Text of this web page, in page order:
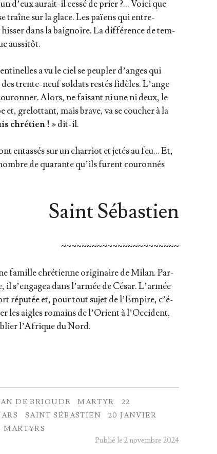
d’eux aurait-il ces­sé de prier ?… Voi­ci que
traîne sur la glace. Les païens qui entre­
his­ser dans la bai­gnoire. La dif­fé­rence de tem­
aussitôt.
a vu le ciel se peu­pler d’anges qui
trente-neuf sol­dats res­tés fidèles. L’ange
Alors, ne fai­sant ni une ni deux, le
et, gre­lot­tant, mais brave, va se cou­cher à la
chré­tien ! » dit-il.
entas­sés sur un char­riot et jetés au feu… Et,
de qua­rante qu’ils furent cou­ron­nés
Saint Sébastien
~~~~~~~~~~~~~~~~~~~~~~~
famille chré­tienne ori­gi­naire de Milan. Par­
s’en­ga­gea dans l’ar­mée de César. L’ar­mée
répu­tée et, pour tout sujet de l’Em­pire, c’é­
les aigles romains de l’O­rient à l’Oc­ci­dent,
l’A­frique du Nord.
DE BRIOUDE MARTYR
22
SAINT SÉBASTIEN
20 JANVIER
MARTYRS
Publié le 2 novembre 2024